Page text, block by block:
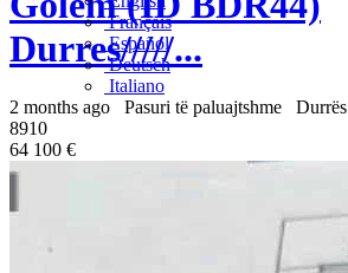
Français
Español
Deutsch
Italiano
Durres/////...
2 months ago Pasuri të paluajtshme Durrës
8910
64 100 €